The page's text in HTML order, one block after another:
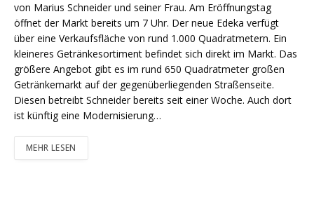
von Marius Schneider und seiner Frau. Am Eröffnungstag
öffnet der Markt bereits um 7 Uhr. Der neue Edeka verfügt
über eine Verkaufsfläche von rund 1.000 Quadratmetern. Ein
kleineres Getränkesortiment befindet sich direkt im Markt. Das
größere Angebot gibt es im rund 650 Quadratmeter großen
Getränkemarkt auf der gegenüberliegenden Straßenseite.
Diesen betreibt Schneider bereits seit einer Woche. Auch dort
ist künftig eine Modernisierung…
MEHR LESEN